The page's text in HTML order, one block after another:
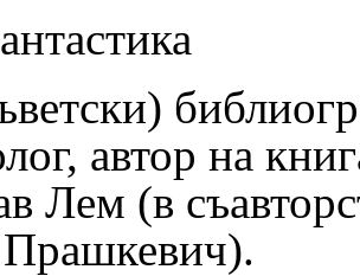
автор на
Лем (в
).